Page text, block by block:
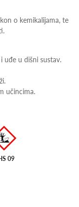
o kemikalijama, te
uđe u dišni sustav.
učincima.
09